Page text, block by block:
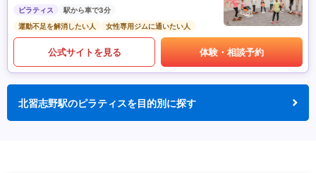
ピラティス
駅から車で3分
運動不足を解消したい人
女性専用ジムに通いたい人
公式サイトを見る 体験・相談予約
北習志野駅のピラティスを目的別に探す